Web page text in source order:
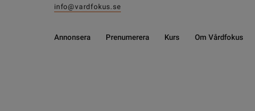
info@vardfokus.se
Annonsera Prenumerera Kurs Om Vårdfokus